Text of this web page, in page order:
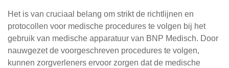
Het is van cruciaal belang om strikt de richtlijnen en
protocollen voor medische procedures te volgen bij het
gebruik van medische apparatuur van BNP Medisch. Door
nauwgezet de voorgeschreven procedures te volgen,
kunnen zorgverleners ervoor zorgen dat de medische